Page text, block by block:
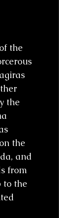
the
the
the
and
from
to the